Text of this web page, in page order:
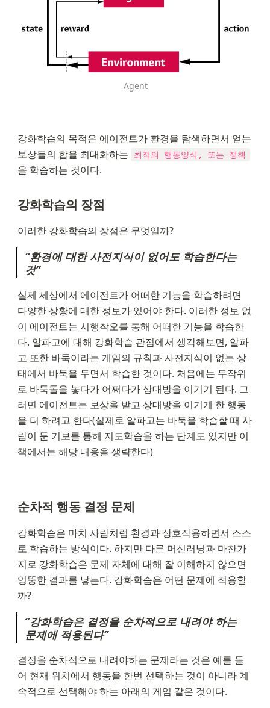
Agent
강화학습의 목적은 에이전트가 환경을 탐색하면서 얻는
보상들의 합을 최대화하는
최적의 행동양식, 또는 정책
을 학습하는 것이다.
강화학습의 장점
이러한 강화학습의 장점은 무엇일까?
“환경에 대한 사전지식이 없어도 학습한다는
것”
실제 세상에서 에이전트가 어떠한 기능을 학습하려면
다양한 상황에 대한 정보가 있어야 한다. 이러한 정보 없
이 에이전트는 시행착오를 통해 어떠한 기능을 학습한
다. 알파고에 대해 강화학습 관점에서 생각해보면, 알파
고 또한 바둑이라는 게임의 규칙과 사전지식이 없는 상
태에서 바둑을 두면서 학습한 것이다. 처음에는 무작위
로 바둑돌을 놓다가 어쩌다가 상대방을 이기기 된다. 그
러면 에이전트는 보상을 받고 상대방을 이기게 한 행동
을 더 하려고 한다(실제로 알파고는 바둑을 학습할 때 사
람이 둔 기보를 통해 지도학습을 하는 단계도 있지만 이
책에서는 해당 내용을 생략한다)
순차적 행동 결정 문제
강화학습은 마치 사람처럼 환경과 상호작용하면서 스스
로 학습하는 방식이다. 하지만 다른 머신러닝과 마찬가
지로 강화학습은 문제 자체에 대해 잘 이해하지 않으면
엉뚱한 결과를 낳는다. 강화학습은 어떤 문제에 적용할
까?
“강화학습은 결정을 순차적으로 내려야 하는
문제에 적용된다”
결정을 순차적으로 내려야하는 문제라는 것은 예를 들
어 현재 위치에서 행동을 한번 선택하는 것이 아니라 계
속적으로 선택해야 하는 아래의 게임 같은 것이다.